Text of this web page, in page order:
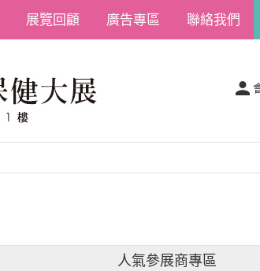
展覽回顧 廣告專區 聯絡我們
人氣參展商專區